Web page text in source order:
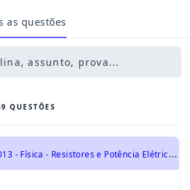
as questões
assunto, prova...
QUESTÕES
U
ERJ 2013 - Física - Resistores e Potência Elétrica, Eletricidade